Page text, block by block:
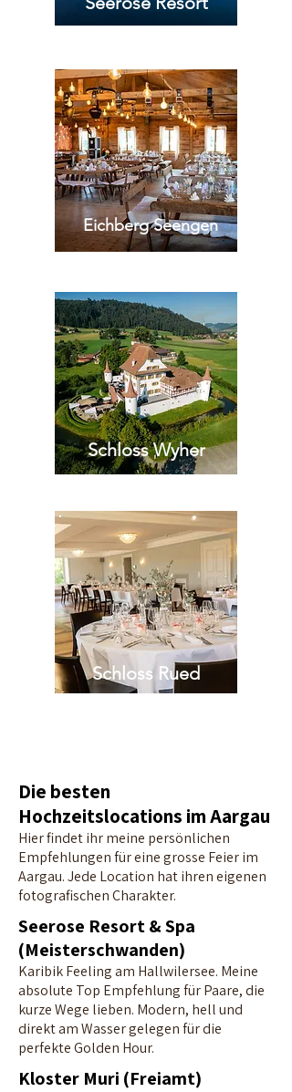
Eichberg Seengen
Schloss Wyher
Schloss Rued
Die besten
Hochzeitslocations im Aargau
Hier findet ihr meine persönlichen
Empfehlungen für eine grosse Feier im
Aargau. Jede Location hat ihren eigenen
fotografischen Charakter.
Seerose Resort & Spa
(Meisterschwanden)
Karibik Feeling am Hallwilersee. Meine
absolute Top Empfehlung für Paare, die
kurze Wege lieben. Modern, hell und
direkt am Wasser gelegen für die
perfekte Golden Hour.
Kloster Muri (Freiamt)